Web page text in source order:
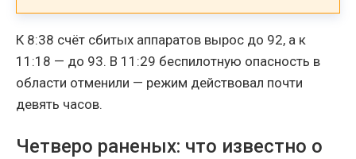
К 8:38 счёт сбитых аппаратов вырос до 92, а к
11:18 — до 93. В 11:29 беспилотную опасность в
области отменили — режим действовал почти
девять часов.
Четверо раненых: что известно о